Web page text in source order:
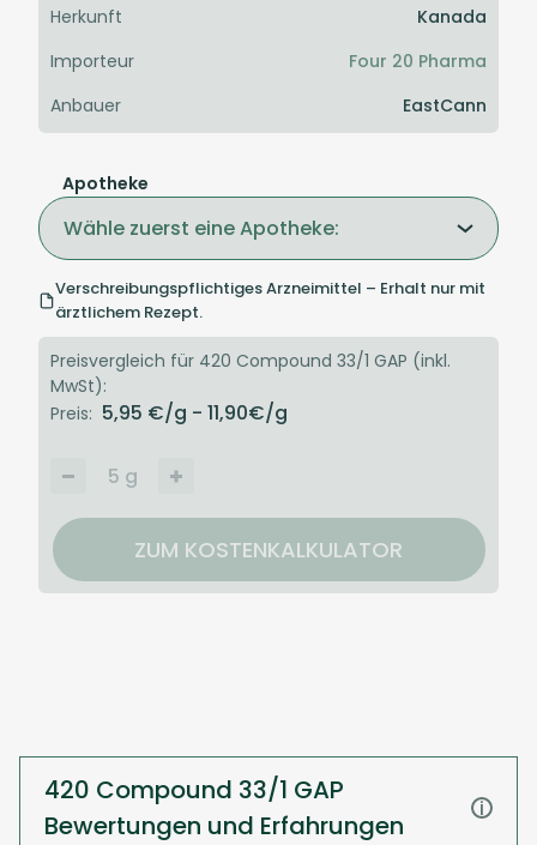
Herkunft
Kanada
Importeur
Four 20 Pharma
Anbauer
EastCann
Apotheke
Wähle zuerst eine Apotheke:
Verschreibungspflichtiges Arzneimittel – Erhalt nur mit
ärztlichem Rezept.
Preisvergleich für 420 Compound 33/1 GAP (inkl.
MwSt):
Preis: 5,95 €/g - 11,90€/g
5 g
ZUM KOSTENKALKULATOR
420 Compound 33/1 GAP
Bewertungen und Erfahrungen
i